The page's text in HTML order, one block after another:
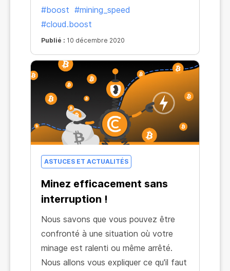
tous les utilisateurs de CryptoTab
adoreront. L'application améliorée est
maintenant plus rapide et elle vous
permet de gagner encore plus de
revenus ! Vous pouvez multiplier votre
vitesse par six ou dix, et même jusqu'à
15 !
#boost #mining_speed
#cloud.boost
Publié : 10 décembre 2020
ASTUCES ET ACTUALITÉS
Minez efficacement sans
interruption !
Nous savons que vous pouvez être
confronté à une situation où votre
minage est ralenti ou même arrêté.
Nous allons vous expliquer ce qu'il faut